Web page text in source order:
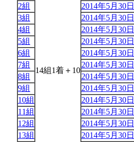
14組1着＋10
2組
2014年5月30
3組
2014年5月30
4組
2014年5月30
5組
2014年5月30
6組
2014年5月30
7組
2014年5月30
8組
2014年5月30
9組
2014年5月30
10組
2014年5月30
11組
2014年5月30
12組
2014年5月30
13組
2014年5月30